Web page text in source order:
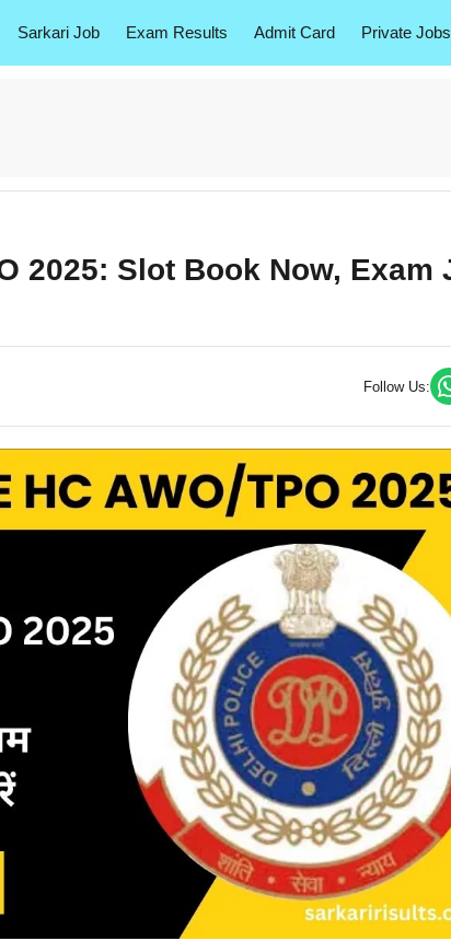
Sarkari Job Exam Results Admit Card Private Jobs
2025: Slot Book Now, Exam
Follow Us: